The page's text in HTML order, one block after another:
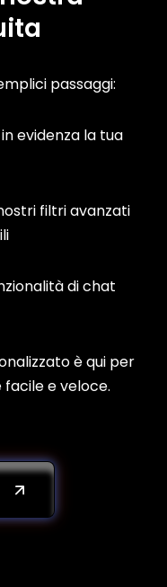
passaggi:
evidenza la tua
filtri avanzati
di chat
è qui per
facile e veloce.